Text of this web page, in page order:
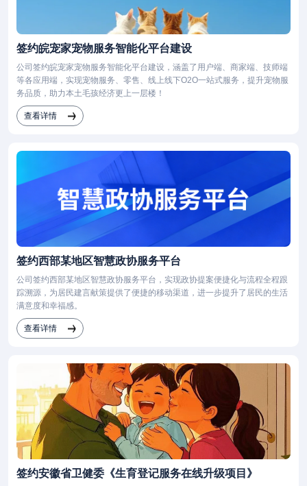
签约皖宠家宠物服务智能化平台建设
公司签约皖宠家宠物服务智能化平台建设，涵盖了用户端、商家端、技师端
等各应用端，实现宠物服务、零售、线上线下O2O一站式服务，提升宠物服
务品质，助力本土毛孩经济更上一层楼！
查看详情
签约西部某地区智慧政协服务平台
公司签约西部某地区智慧政协服务平台，实现政协提案便捷化与流程全程跟
踪溯源，为居民建言献策提供了便捷的移动渠道，进一步提升了居民的生活
满意度和幸福感。
查看详情
签约安徽省卫健委《生育登记服务在线升级项目》